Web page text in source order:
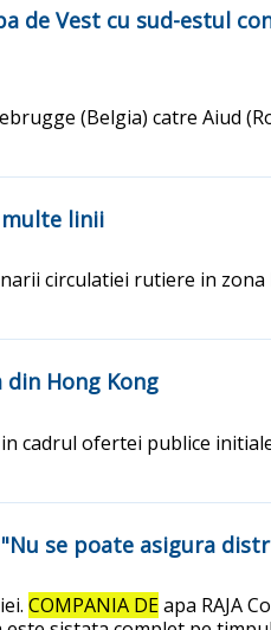
de Vest cu sud-estul
(Belgia) catre Aiud
multe linii
circulatiei rutiere in
din Hong Kong
cadrul ofertei publice
se poate asigura
COMPANIA DEapa RAJA